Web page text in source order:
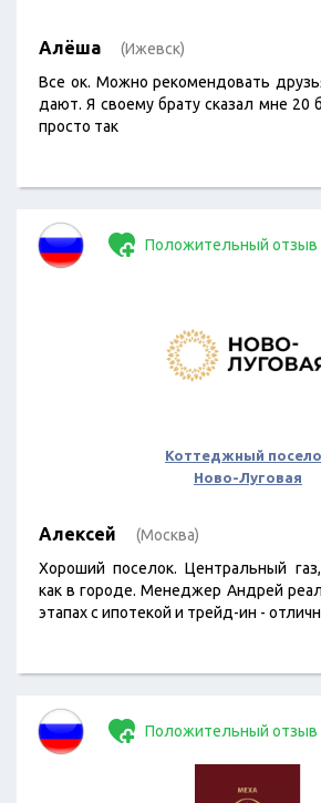
Алёша (Ижевск)
Все ок. Можно рекомендовать
дают. Я своему брату сказал мне 20
просто так
Положительный отзыв
Коттеджный
Ново-Луговая
Алексей (Москва)
Хороший поселок. Центральный
как в городе. Менеджер Андрей
этапах с ипотекой и трейд-ин -
Положительный отзыв